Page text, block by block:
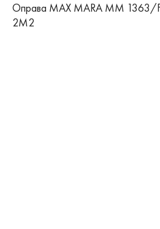
Оправа MAX MARA MM 1363/
2M2